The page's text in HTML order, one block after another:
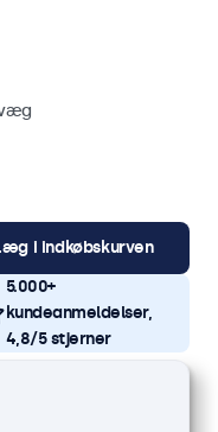
i indkøbskurven
5.000+
kundeanmeldelser,
4,8/5 stjerner